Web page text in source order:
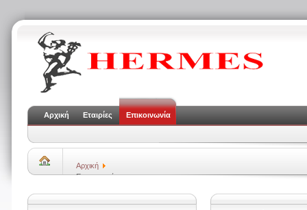
Αρχική Εταιρίες Επικοινωνία
Αρχική
Επικοινωνία